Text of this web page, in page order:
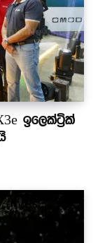
ඉලෙක්ට්‍රික්